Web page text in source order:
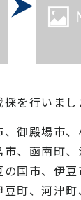
を行いまし
、御殿場市
、函南町
国市、伊
町、河津町